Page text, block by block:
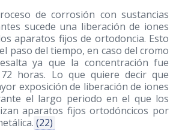
de corrosión con sustancias
sucede una liberación de iones
aparatos fijos de ortodoncia. Esto
paso del tiempo, en caso del cromo
ya que la concentración fue
horas. Lo que quiere decir que
exposición de liberación de iones
el largo periodo en el que los
aparatos fijos ortodóncicos por
(22)